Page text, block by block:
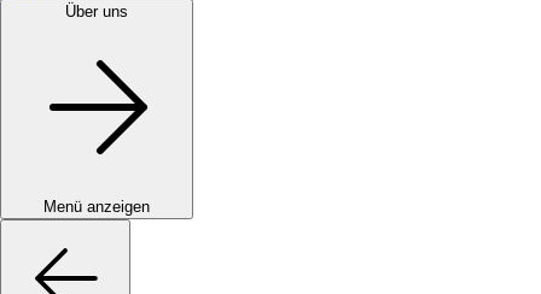
Über uns
Menü anzeigen